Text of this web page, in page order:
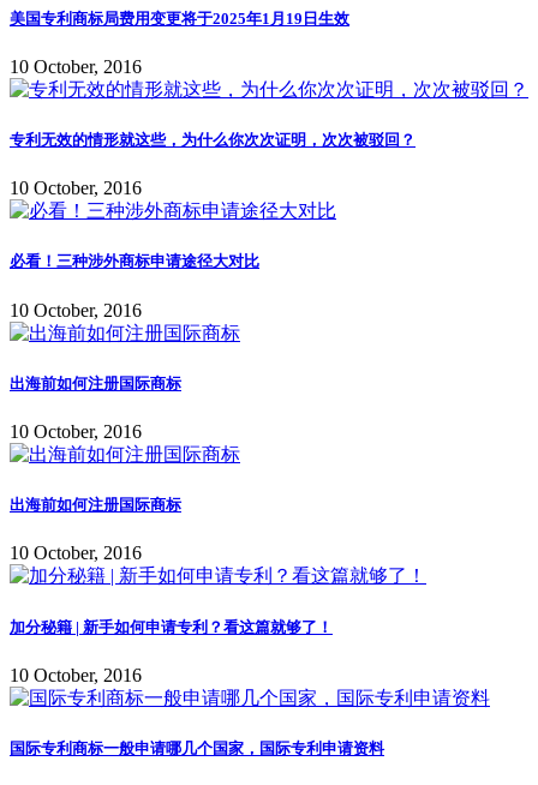
美国专利商标局费用变更将于2025年1月19日生效
10 October, 2016
专利无效的情形就这些，为什么你次次证明，次次被驳回？
10 October, 2016
必看！三种涉外商标申请途径大对比
10 October, 2016
出海前如何注册国际商标
10 October, 2016
出海前如何注册国际商标
10 October, 2016
加分秘籍 | 新手如何申请专利？看这篇就够了！
10 October, 2016
国际专利商标一般申请哪几个国家，国际专利申请资料